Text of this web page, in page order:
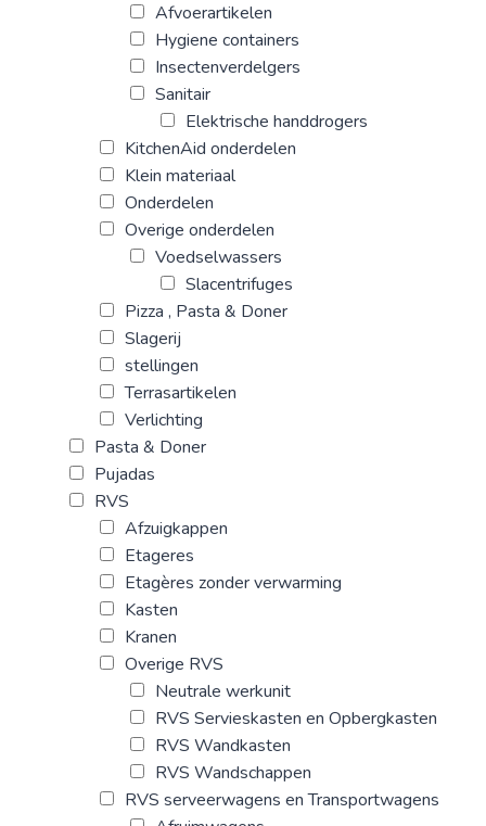
Afvoerartikelen
Hygiene containers
Insectenverdelgers
Sanitair
Elektrische handdrogers
KitchenAid onderdelen
Klein materiaal
Onderdelen
Overige onderdelen
Voedselwassers
Slacentrifuges
Pizza , Pasta & Doner
Slagerij
stellingen
Terrasartikelen
Verlichting
Pasta & Doner
Pujadas
RVS
Afzuigkappen
Etageres
Etagères zonder verwarming
Kasten
Kranen
Overige RVS
Neutrale werkunit
RVS Servieskasten en Opbergkasten
RVS Wandkasten
RVS Wandschappen
RVS serveerwagens en Transportwagens